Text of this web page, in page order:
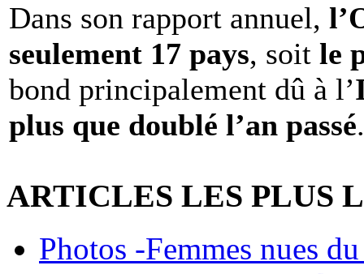
Dans son rapport annuel,
seulement 17 pays, soit le
bond principalement dû à l’
plus que doublé l’an passé.
ARTICLES LES PLUS
Photos -Femmes nues